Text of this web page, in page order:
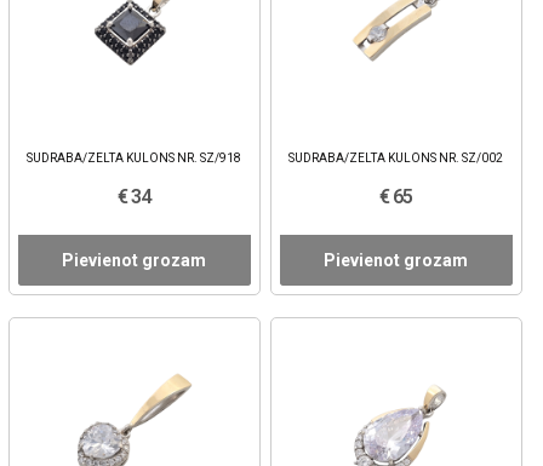
SUDRABA/ZELTA KULONS NR. SZ/918
€ 34
Pievienot grozam
SUDRABA/ZELTA KULONS NR. SZ/002
€ 65
Pievienot grozam